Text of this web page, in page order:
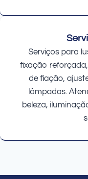
Serviços para
fixação
de fiação,
lâmpadas.
beleza,